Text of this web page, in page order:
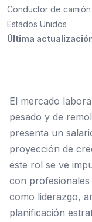
Conductor de
Estados Unidos
Última
El mercado
pesado y de
presenta un
proyección de
este rol se ve
con profesionales
como liderazgo,
planificación